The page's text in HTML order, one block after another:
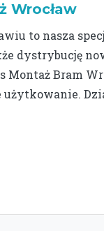
Wrocław
to nasza
dystrybucję
Montaż Bram